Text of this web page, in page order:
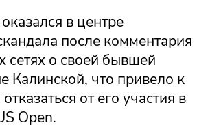
в центре
после комментария
сетях о своей бывшей
Калинской, что привело к
от его участия в
Open.